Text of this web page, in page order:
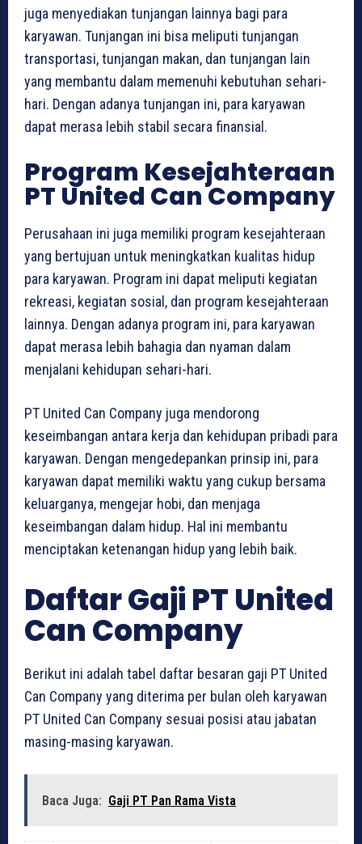
juga menyediakan tunjangan lainnya bagi para
karyawan. Tunjangan ini bisa meliputi tunjangan
transportasi, tunjangan makan, dan tunjangan lain
yang membantu dalam memenuhi kebutuhan sehari-
hari. Dengan adanya tunjangan ini, para karyawan
dapat merasa lebih stabil secara finansial.
Program Kesejahteraan
PT United Can Company
Perusahaan ini juga memiliki program kesejahteraan
yang bertujuan untuk meningkatkan kualitas hidup
para karyawan. Program ini dapat meliputi kegiatan
rekreasi, kegiatan sosial, dan program kesejahteraan
lainnya. Dengan adanya program ini, para karyawan
dapat merasa lebih bahagia dan nyaman dalam
menjalani kehidupan sehari-hari.
PT United Can Company juga mendorong
keseimbangan antara kerja dan kehidupan pribadi para
karyawan. Dengan mengedepankan prinsip ini, para
karyawan dapat memiliki waktu yang cukup bersama
keluarganya, mengejar hobi, dan menjaga
keseimbangan dalam hidup. Hal ini membantu
menciptakan ketenangan hidup yang lebih baik.
Daftar Gaji PT United
Can Company
Berikut ini adalah tabel daftar besaran gaji PT United
Can Company yang diterima per bulan oleh karyawan
PT United Can Company sesuai posisi atau jabatan
masing-masing karyawan.
Baca Juga: Gaji PT Pan Rama Vista